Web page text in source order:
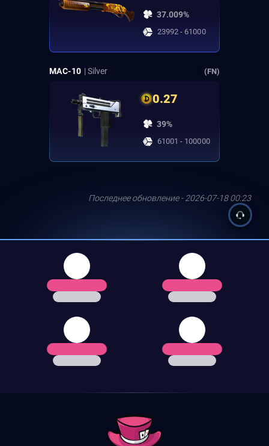
37.009%
23992 - 61000
MAC-10 | Silver (FN)
0.27
39%
61001 - 100000
Последнее обновление - 2026-07-18 00:23